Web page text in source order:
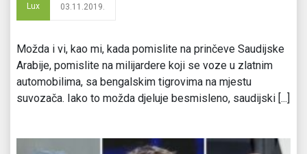
Lux 03.11.2019.
Možda i vi, kao mi, kada pomislite na prinčeve Saudijske
Arabije, pomislite na milijardere koji se voze u zlatnim
automobilima, sa bengalskim tigrovima na mjestu
suvozača. Iako to možda djeluje besmisleno, saudijski [...]